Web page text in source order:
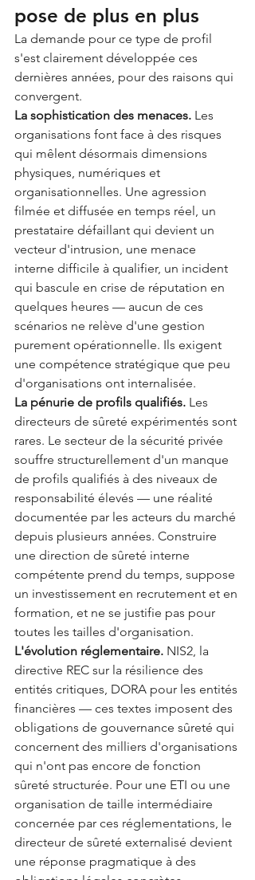
pose de plus en plus
La demande pour ce type de profil
s'est clairement développée ces
dernières années, pour des raisons qui
convergent.
La sophistication des menaces. Les
organisations font face à des risques
qui mêlent désormais dimensions
physiques, numériques et
organisationnelles. Une agression
filmée et diffusée en temps réel, un
prestataire défaillant qui devient un
vecteur d'intrusion, une menace
interne difficile à qualifier, un incident
qui bascule en crise de réputation en
quelques heures — aucun de ces
scénarios ne relève d'une gestion
purement opérationnelle. Ils exigent
une compétence stratégique que peu
d'organisations ont internalisée.
La pénurie de profils qualifiés. Les
directeurs de sûreté expérimentés sont
rares. Le secteur de la sécurité privée
souffre structurellement d'un manque
de profils qualifiés à des niveaux de
responsabilité élevés — une réalité
documentée par les acteurs du marché
depuis plusieurs années. Construire
une direction de sûreté interne
compétente prend du temps, suppose
un investissement en recrutement et en
formation, et ne se justifie pas pour
toutes les tailles d'organisation.
L'évolution réglementaire. NIS2, la
directive REC sur la résilience des
entités critiques, DORA pour les entités
financières — ces textes imposent des
obligations de gouvernance sûreté qui
concernent des milliers d'organisations
qui n'ont pas encore de fonction
sûreté structurée. Pour une ETI ou une
organisation de taille intermédiaire
concernée par ces réglementations, le
directeur de sûreté externalisé devient
une réponse pragmatique à des